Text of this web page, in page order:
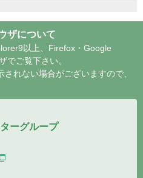
ザについて
以上、Firefox・Google
でご覧下さい。
れない場合がございますので、
ーグループ